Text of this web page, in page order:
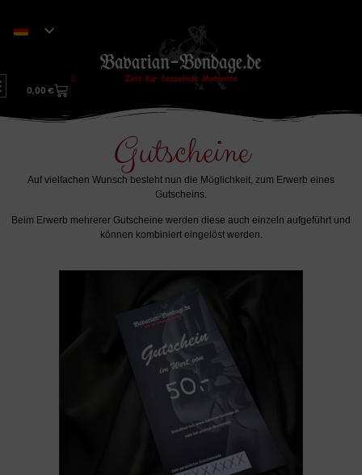
0,00 €
0
Gutscheine
Auf vielfachen Wunsch besteht nun die Möglichkeit, zum Erwerb eines
Gutscheins.
Beim Erwerb mehrerer Gutscheine werden diese auch einzeln aufgeführt und
können kombiniert eingelöst werden.